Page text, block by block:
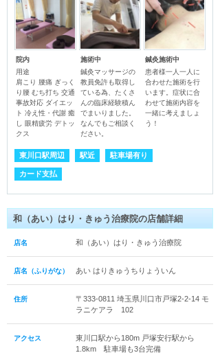
院内
用途
肩こり 腰痛 ぎっく
り腰 むち打ち 交通
事故対応 ダイエッ
ト 冷え性・代謝 癒
し 眼精疲労 デトッ
クス
施術中
鍼灸マッサージの
教員免許も取得し
ている為、たくさ
んの臨床経験積ん
でまいりました。
なんでもご相談く
ださい。
鍼灸施術中
患者様一人一人に
合わせた施術を行
います。症状に合
わせて施術内容を
一緒に考えましょ
う！
東川口駅周辺 駅近 駐車場有り
カード支払
和（あい）はり・きゅう治療院の店舗詳細
店名 和（あい）はり・きゅう治療院
店名（ふりがな） あい はりきゅうちりょういん
住所
〒333-0811 埼玉県川口市戸塚2-2-14 モ
ラニケアラ 102
アクセス
東川口駅から180m 戸塚安行駅から
1.8km 駐車場も3台完備